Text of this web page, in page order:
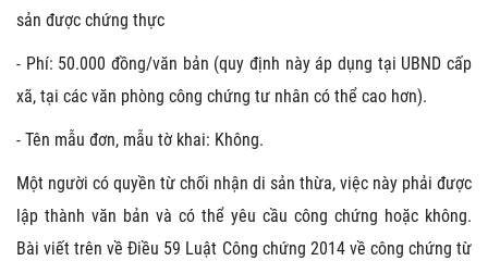
sản được chứng thực
- Phí: 50.000 đồng/văn bản (quy định này áp dụng tại UBND cấp
xã, tại các văn phòng công chứng tư nhân có thể cao hơn).
- Tên mẫu đơn, mẫu tờ khai: Không.
Một người có quyền từ chối nhận di sản thừa, việc này phải được
lập thành văn bản và có thể yêu cầu công chứng hoặc không.
Bài viết trên về Điều 59 Luật Công chứng 2014 về công chứng từ